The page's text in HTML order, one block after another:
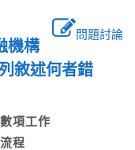
問題討論
機構
敘述何者錯
項工作
程